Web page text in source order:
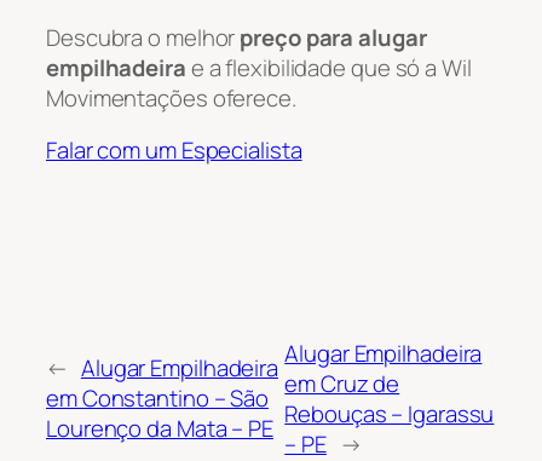
Descubra o melhorpreço para alugar
empilhadeirae a flexibilidade que só a Wil
Movimentações oferece.
Falar com um Especialista
← Alugar Empilhadeira
em Constantino – São
Lourenço da Mata – PE
Alugar Empilhadeira
em Cruz de
Rebouças – Igarassu
– PE →